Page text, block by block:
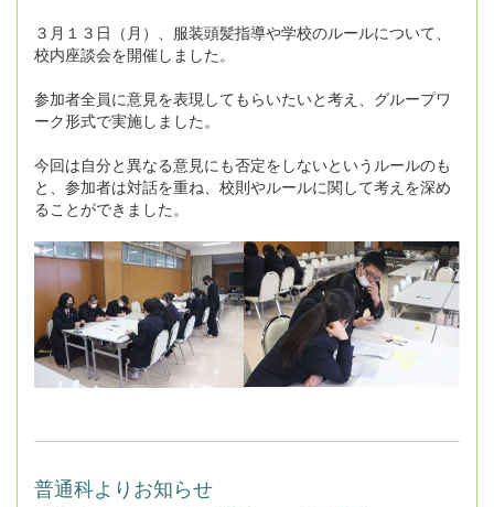
３月１３日（月）、服装頭髪指導や学校のルールについて、
校内座談会を開催しました。
参加者全員に意見を表現してもらいたいと考え、グループワ
ーク形式で実施しました。
今回は自分と異なる意見にも否定をしないというルールのも
と、参加者は対話を重ね、校則やルールに関して考えを深め
ることができました。
普通科よりお知らせ